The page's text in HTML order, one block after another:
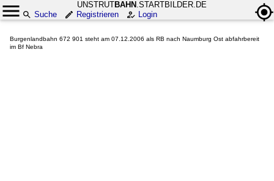
UNSTRUTBAHN .STARTBILDER.DE
Suche
Registrieren Login
Burgenlandbahn 672 901 steht am 07.12.2006 als RB nach Naumburg Ost abfahrbereit
im Bf Nebra